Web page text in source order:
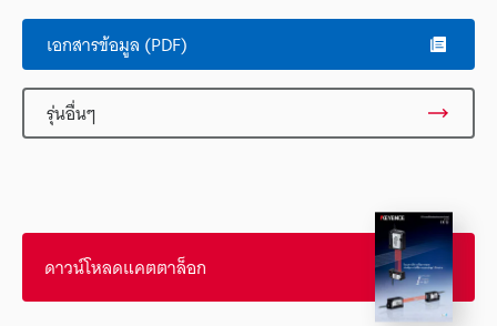
เอกสารข้อมูล (PDF)
รุ่นอื่นๆ
ดาวน์โหลดแคตตาล็อก